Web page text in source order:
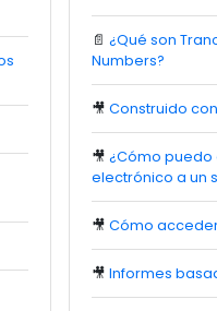
📄¿Qué son
Numbers?
🎥Construido
🎥¿Cómo
electrónico a un
🎥Cómo
🎥Informes